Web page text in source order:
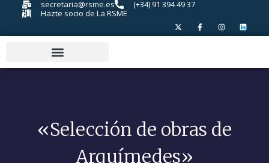
secretaria@rsme.es
(+34) 91 394 49 37
Hazte socio de La RSME
«Selección de obras de
Arquímedes»